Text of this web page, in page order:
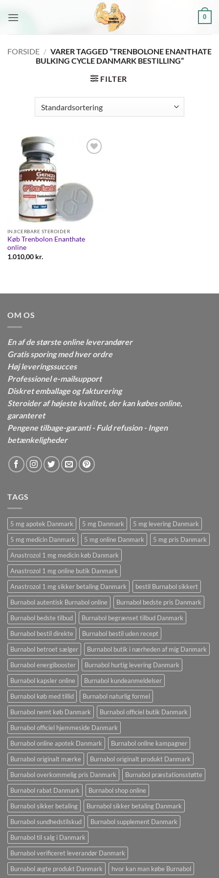
0
FORSIDE / VARER TAGGED “TRENBOLONE ENANTHATE
BULKING CYCLE DANMARK BESTILLING”
FILTER
INJICERBARE STEROIDER
Køb Trenbolon Enanthate
online
1.010,00 kr.
OM OS
En af de største online leverandører
Gratis sporing med hver ordre
Høj leveringssucces
Professionel e-mailsupport
Diskret emballage og fakturering
Steroider af højeste kvalitet, der kan købes online,
garanteret
Pengene tilbage-garanti - Fuld refusion - Ingen
betænkeligheder
TAGS
5 mg apotek Danmark 5 mg Danmark
5 mg levering Danmark
5 mg medicin Danmark
5 mg online Danmark
5 mg pris Danmark
Anastrozol 1 mg medicin køb Danmark
Anastrozol 1 mg online butik Danmark
Anastrozol 1 mg sikker betaling Danmark
bestil Burnabol sikkert
Burnabol autentisk Burnabol online
Burnabol bedste pris Danmark
Burnabol bedste tilbud
Burnabol begrænset tilbud Danmark
Burnabol bestil direkte
Burnabol bestil uden recept
Burnabol betroet sælger
Burnabol butik i nærheden af ​​mig Danmark
Burnabol energibooster
Burnabol hurtig levering Danmark
Burnabol kapsler online
Burnabol kundeanmeldelser
Burnabol køb med tillid
Burnabol naturlig formel
Burnabol nemt køb Danmark
Burnabol officiel butik Danmark
Burnabol officiel hjemmeside Danmark
Burnabol online apotek Danmark
Burnabol online kampagner
Burnabol originalt mærke
Burnabol originalt produkt Danmark
Burnabol overkommelig pris Danmark
Burnabol præstationsstøtte
Burnabol rabat Danmark
Burnabol shop online
Burnabol sikker betaling
Burnabol sikker betaling Danmark
Burnabol sundhedstilskud
Burnabol supplement Danmark
Burnabol til salg i Danmark
Burnabol verificeret leverandør Danmark
Burnabol ægte produkt Danmark
hvor kan man købe Burnabol